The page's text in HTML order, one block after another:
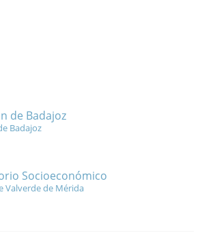
de Badajoz
Badajoz
Socioeconómico
Valverde de Mérida